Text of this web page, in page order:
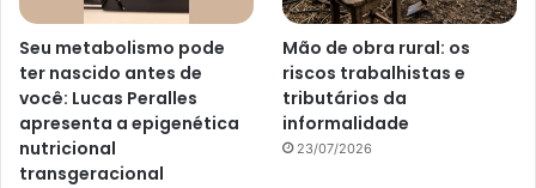
Seu metabolismo pode
ter nascido antes de
você: Lucas Peralles
apresenta a epigenética
nutricional
transgeracional
Mão de obra rural: os
riscos trabalhistas e
tributários da
informalidade
23/07/2026